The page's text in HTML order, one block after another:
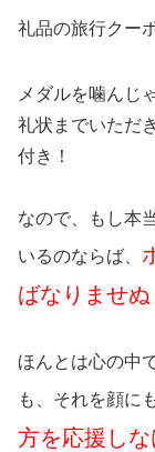
礼品の旅行クー
メダルを噛んじ
礼状までいただ
付き！
なので、もし本
いるのならば、
ばなりませぬ
ほんとは心の中
も、それを顔に
方を応援しな